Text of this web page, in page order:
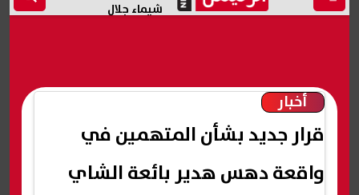
شيماء جلال
أخبار
قرار جديد بشأن المتهمين في
واقعة دهس هدير بائعة الشاي